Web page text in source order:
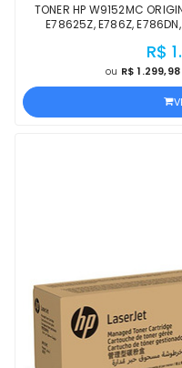
TONER HP W9152MC
E78625Z, E786Z,
R$
ou R$ 1.299,98